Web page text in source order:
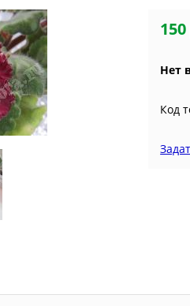
Нет
Код